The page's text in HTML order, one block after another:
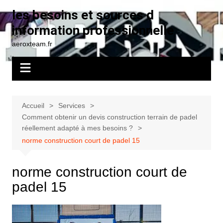
au
contenu
les besoins et sources d
information professionnelle
aeroxteam.fr
Accueil
Services
Comment obtenir un devis construction terrain de padel
réellement adapté à mes besoins ?
norme construction court de padel 15
norme construction court de
padel 15